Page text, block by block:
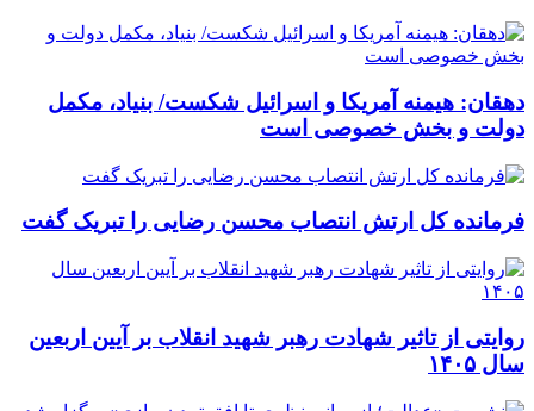
دهقان: هیمنه آمریکا و اسرائیل شکست/ بنیاد، مکمل
دولت و بخش خصوصی است
فرمانده کل ارتش انتصاب محسن رضایی را تبریک گفت
روایتی از تاثیر شهادت رهبر شهید انقلاب بر آیین اربعین
سال ۱۴۰۵